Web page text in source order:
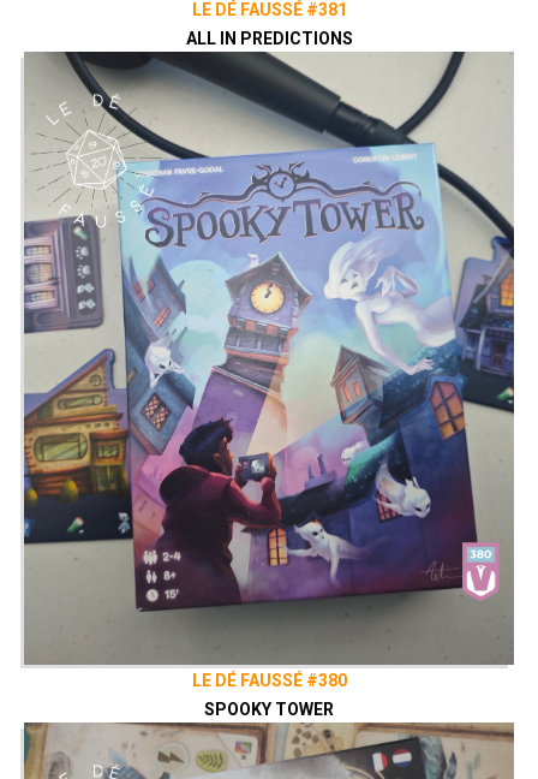
LE DÉ FAUSSÉ #381
ALL IN PREDICTIONS
LE DÉ FAUSSÉ #380
SPOOKY TOWER